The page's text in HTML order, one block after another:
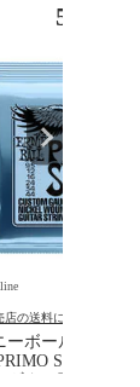
5
店の送料について
ーボール ERNIE
SLINKY